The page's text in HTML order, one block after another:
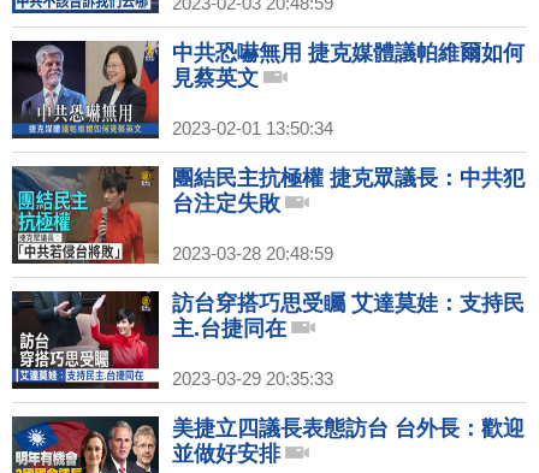
中共恐嚇無用 捷克媒體議帕維爾如何
見蔡英文
2023-02-01 13:50:34
團結民主抗極權 捷克眾議長：中共犯
台注定失敗
2023-03-28 20:48:59
訪台穿搭巧思受矚 艾達莫娃：支持民
主.台捷同在
2023-03-29 20:35:33
美捷立四議長表態訪台 台外長：歡迎
並做好安排